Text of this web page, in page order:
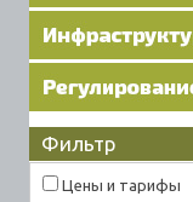
Фильтр
Цены и тарифы